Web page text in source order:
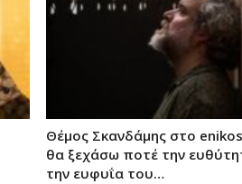
Θέμος Σκανδάμης στο
θα ξεχάσω ποτέ την
την ευφυΐα του…